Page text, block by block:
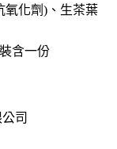
氧化劑)、生茶葉
含一份
司